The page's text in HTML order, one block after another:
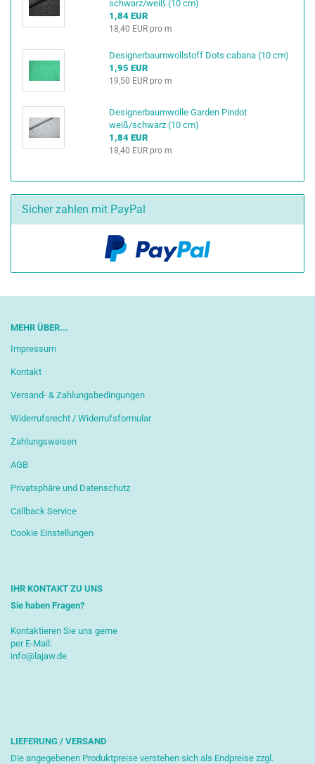
schwarz/weiß (10 cm)
1,84 EUR
18,40 EUR pro m
Designerbaumwollstoff Dots cabana (10 cm)
1,95 EUR
19,50 EUR pro m
Designerbaumwolle Garden Pindot
weiß/schwarz (10 cm)
1,84 EUR
18,40 EUR pro m
Sicher zahlen mit PayPal
MEHR ÜBER...
Impressum
Kontakt
Versand- & Zahlungsbedingungen
Widerrufsrecht / Widerrufsformular
Zahlungsweisen
AGB
Privatsphäre und Datenschutz
Callback Service
Cookie Einstellungen
IHR KONTAKT ZU UNS
Sie haben Fragen?
Kontaktieren Sie uns gerne
per E-Mail:
info@lajaw.de
LIEFERUNG / VERSAND
Die angegebenen Produktpreise verstehen sich als Endpreise zzgl.